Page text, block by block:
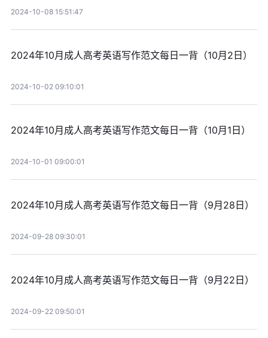
2024-10-08 15:51:47
2024年10月成人高考英语写作范文每日一背（10月2日）
2024-10-02 09:10:01
2024年10月成人高考英语写作范文每日一背（10月1日）
2024-10-01 09:00:01
2024年10月成人高考英语写作范文每日一背（9月28日）
2024-09-28 09:30:01
2024年10月成人高考英语写作范文每日一背（9月22日）
2024-09-22 09:50:01